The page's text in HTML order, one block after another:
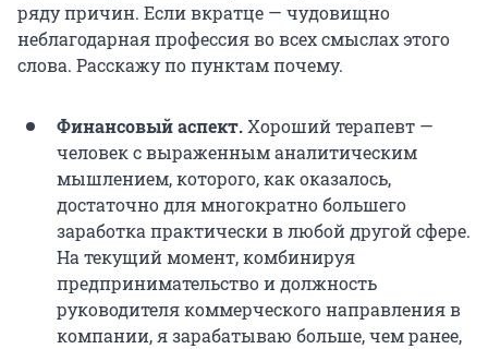
ряду причин. Если вкратце — чудовищно
неблагодарная профессия во всех смыслах этого
слова. Расскажу по пунктам почему.
Финансовый аспект.Хороший терапевт —
человек с выраженным аналитическим
мышлением, которого, как оказалось,
достаточно для многократно большего
заработка практически в любой другой сфере.
На текущий момент, комбинируя
предпринимательство и должность
руководителя коммерческого направления в
компании, я зарабатываю больше, чем ранее,